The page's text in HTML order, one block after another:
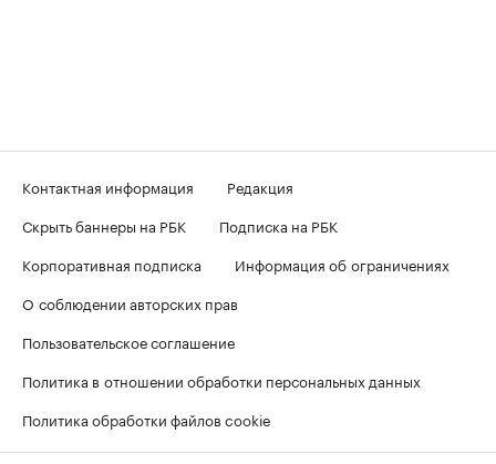
Контактная информация
Редакция
Скрыть баннеры на РБК
Подписка на РБК
Корпоративная подписка
Информация об ограничениях
О соблюдении авторских прав
Пользовательское соглашение
Политика в отношении обработки персональных данных
Политика обработки файлов cookie